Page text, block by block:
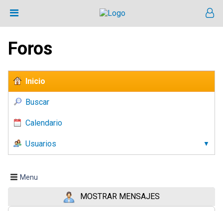
Foros
Inicio
Buscar
Calendario
Usuarios
Menu
MOSTRAR MENSAJES